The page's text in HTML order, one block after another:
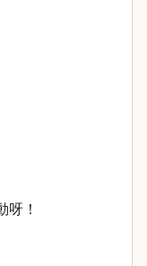
呀！